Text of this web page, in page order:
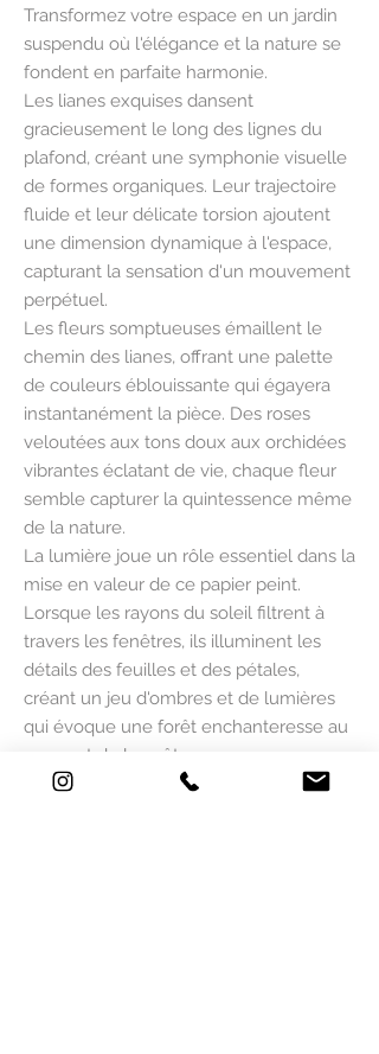
Transformez votre espace en un jardin
suspendu où l'élégance et la nature se
fondent en parfaite harmonie.
Les lianes exquises dansent
gracieusement le long des lignes du
plafond, créant une symphonie visuelle
de formes organiques. Leur trajectoire
fluide et leur délicate torsion ajoutent
une dimension dynamique à l'espace,
capturant la sensation d'un mouvement
perpétuel.
Les fleurs somptueuses émaillent le
chemin des lianes, offrant une palette
de couleurs éblouissante qui égayera
instantanément la pièce. Des roses
veloutées aux tons doux aux orchidées
vibrantes éclatant de vie, chaque fleur
semble capturer la quintessence même
de la nature.
La lumière joue un rôle essentiel dans la
mise en valeur de ce papier peint.
Lorsque les rayons du soleil filtrent à
travers les fenêtres, ils illuminent les
détails des feuilles et des pétales,
créant un jeu d'ombres et de lumières
qui évoque une forêt enchanteresse au
sommet de la voûte.
Imaginez-vous vous allonger et